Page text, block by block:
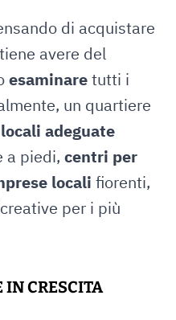
di acquistare
avere del
esaminaretutti i
un quartiere
adeguate
a piedi, centri per
locali fiorenti,
per i più
CRESCITA